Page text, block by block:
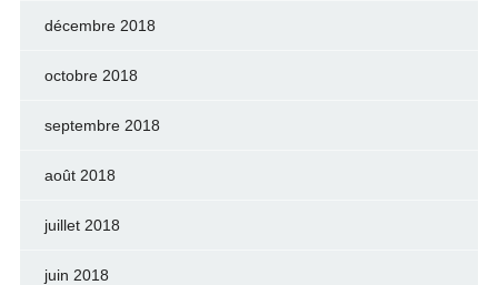
décembre 2018
octobre 2018
septembre 2018
août 2018
juillet 2018
juin 2018